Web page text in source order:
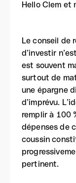
Hello Clem et
Le conseil de
d’investir
est souvent
surtout de
une épargne
d’imprévu.
remplir à 100
dépenses de
coussin
pertinent.